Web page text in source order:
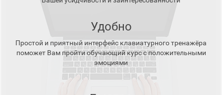
Удобно
Простой и приятный интерфейс клавиатурного тренажёра
поможет Вам пройти обучающий курс с положительными
эмоциями